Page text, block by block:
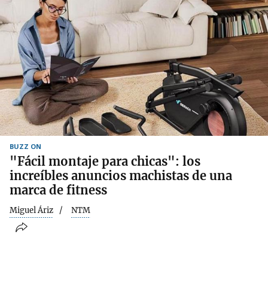
BUZZ ON
"Fácil montaje para chicas": los
increíbles anuncios machistas de una
marca de fitness
Miguel Áriz NTM